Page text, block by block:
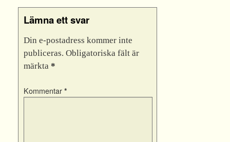
Lämna ett svar
Din e-postadress kommer inte
publiceras. Obligatoriska fält är
märkta *
Kommentar *